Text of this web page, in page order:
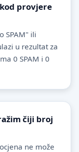
kod provjere
SPAM" ili
u rezultat za
0 SPAM i 0
čiji broj
ne može